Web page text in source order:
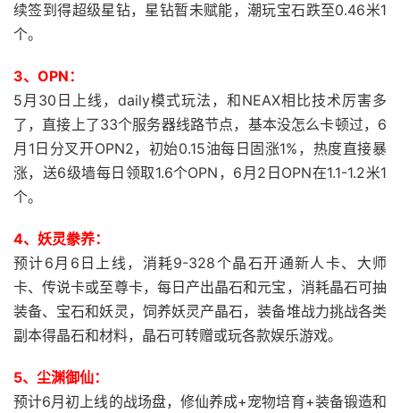
续签到得超级星钻，星钻暂未赋能，潮玩宝石跌至0.46米1
个。
3、OPN：
5月30日上线，daily模式玩法，和NEAX相比技术厉害多
了，直接上了33个服务器线路节点，基本没怎么卡顿过，6
月1日分叉开OPN2，初始0.15油每日固涨1%，热度直接暴
涨，送6级墙每日领取1.6个OPN，6月2日OPN在1.1-1.2米1
个。
4、妖灵豢养：
预计6月6日上线，消耗9-328个晶石开通新人卡、大师
卡、传说卡或至尊卡，每日产出晶石和元宝，消耗晶石可抽
装备、宝石和妖灵，饲养妖灵产晶石，装备堆战力挑战各类
副本得晶石和材料，晶石可转赠或玩各款娱乐游戏。
5、尘渊御仙：
预计6月初上线的战场盘，修仙养成+宠物培育+装备锻造和